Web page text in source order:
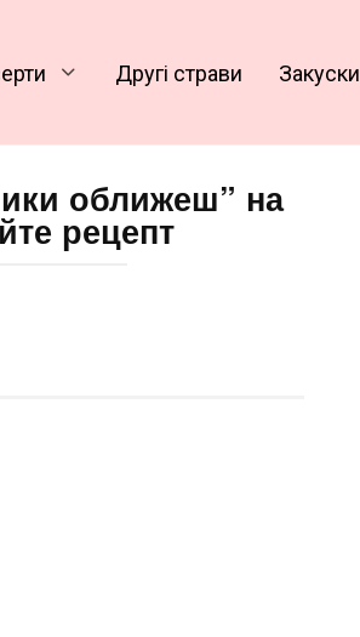
Другі страви Закуски
оближеш” на
рецепт